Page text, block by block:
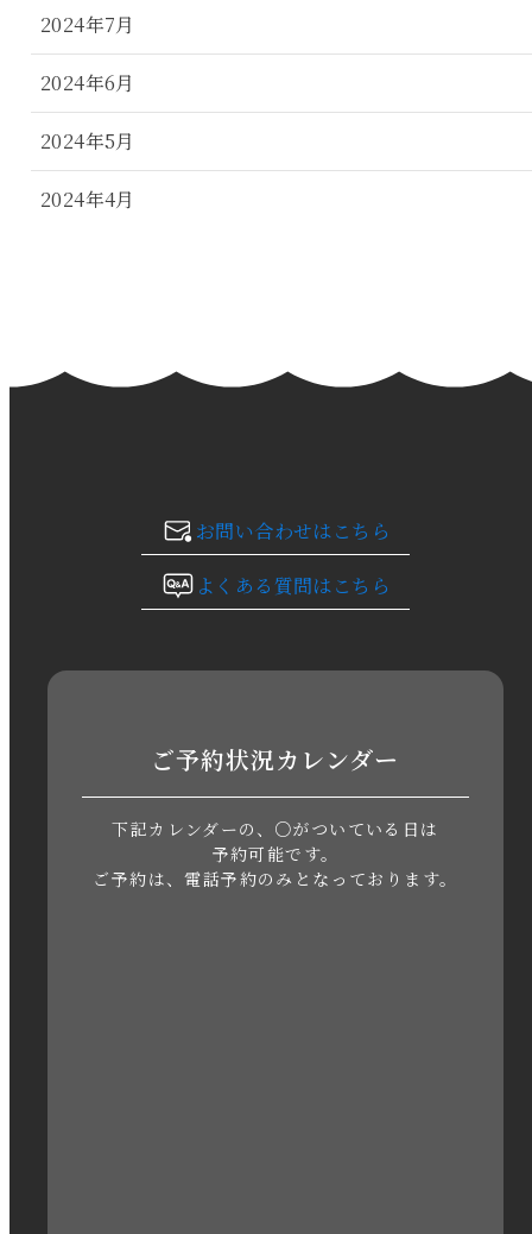
2024年7月
2024年6月
2024年5月
2024年4月
2024年1月
2023年10月
2023年8月
2023年5月
お問い合わせはこちら
よくある質問はこちら
ご予約状況カレンダー
下記カレンダーの、○がついている日は
予約可能です。
ご予約は、電話予約のみとなっております。